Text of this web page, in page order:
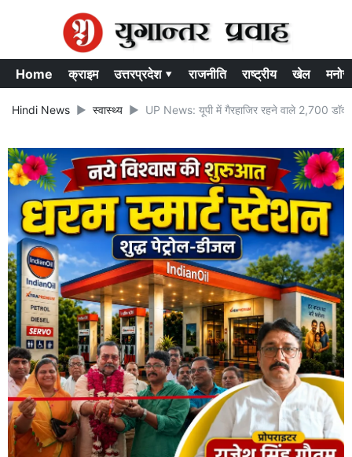
Home क्राइम उत्तरप्रदेश ▾ राजनीति राष्ट्रीय खेल
Hindi News स्वास्थ्य UP News: यूपी में गैरहाजिर रहने वाले 2,700